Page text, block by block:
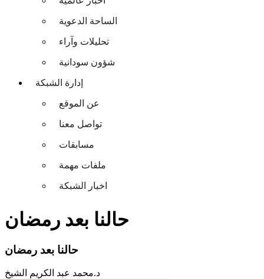
الساحة الدعوية
تحليلات وآراء
شؤون سودانية
إدارة الشبكة
عن الموقع
تواصل معنا
مسابقات
ملفات مهمة
اخبار الشبكة
حالنا بعد رمضان
حالنا بعد رمضان
د.محمد عبد الكريم الشيخ